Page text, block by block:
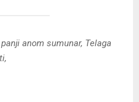
anom sumunar, Telaga